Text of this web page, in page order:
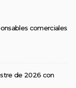
comerciales
de 2026 con